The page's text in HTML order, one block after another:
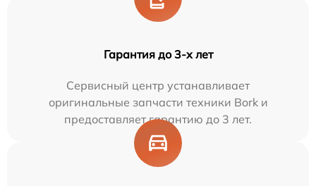
Гарантия до 3-х лет
Сервисный центр устанавливает
оригинальные запчасти техники Bork и
предоставляет гарантию до 3 лет.